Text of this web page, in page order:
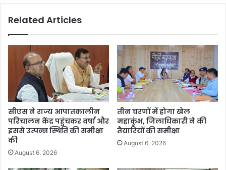
Related Articles
सीएस ने राज्य आपातकालीन
परिचालन केंद्र पहुंचकर वर्षा और
इससे उत्पन्न स्थिति की समीक्षा
की
August 6, 2026
तीन चरणों में होगा खेल
महाकुंभ, जिलाधिकारी ने की
तैयारियों की समीक्षा
August 6, 2026